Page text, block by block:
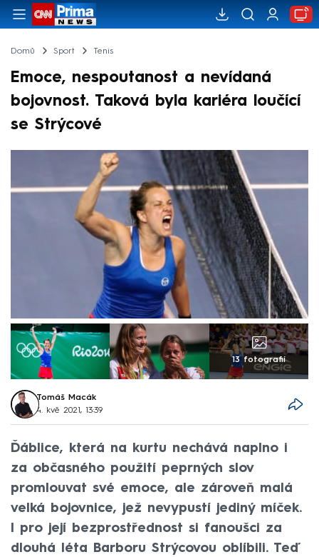
Domů Sport Tenis
Emoce, nespoutanost a nevídaná
bojovnost. Taková byla kariéra loučící
se Strýcové
13 fotografií
Tomáš Macák
4. kvě 2021, 13:39
Ďáblice, která na kurtu nechává naplno i
za občasného použití peprných slov
promlouvat své emoce, ale zároveň malá
velká bojovnice, jež nevypustí jediný míček.
I pro její bezprostřednost si fanoušci za
dlouhá léta Barboru Strýcovou oblíbili. Teď